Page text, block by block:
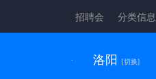
招聘会 分类信息
洛阳 [切换]